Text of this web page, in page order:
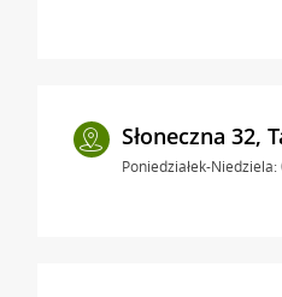
Słoneczna 32,
Poniedziałek-